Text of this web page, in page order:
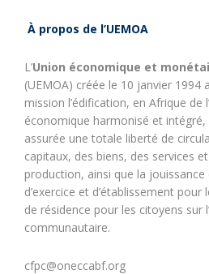
À propos de l’UEMOA
L’Union économique et
(UEMOA) créée le 10 janvier 1994
mission l’édification, en Afrique de
économique harmonisé et
assurée une totale liberté de
capitaux, des biens, des services
production, ainsi que la
d’exercice et d’établissement
de résidence pour les citoyens sur
communautaire.
cfpc@oneccabf.org